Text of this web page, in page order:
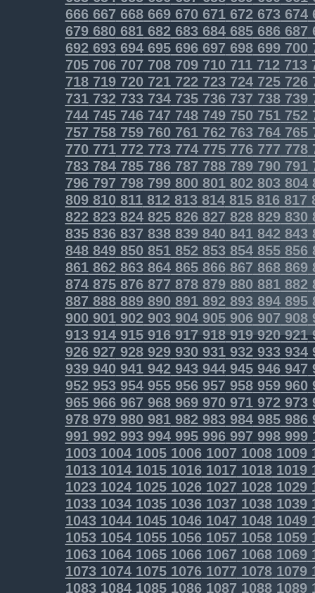
666667668669670671672673674
679680681682683684685686687
692693694695696697698699700
705706707708709710711712713
718719720721722723724725726
731732733734735736737 738739
744745746747748749750751752
757758759760761762763764765
770771772773774775776777 778
783784785786787788789790791
796797798799800801802803804
809810811812813814815816817
822823824825826827 828829830
835836837838839840841842843
848849850851852853854855856
861862863864865866867 868869
874875876877 878879880 881882
887888889890891892893894895
900901902903904905906907 908
913914915916917918919920921
926927928929930931932933934
939940941942943944945946947
952953954955956957958959960
965966967968969970971972973
978979980981982983984985986
991992993994995996997998999
1003100410051006100710081009
1013101410151016101710181019
1023102410251026102710281029
1033103410351036103710381039
1043104410451046104710481049
1053105410551056105710581059
1063106410651066106710681069
1073107410751076107710781079
1083108410851086108710881089